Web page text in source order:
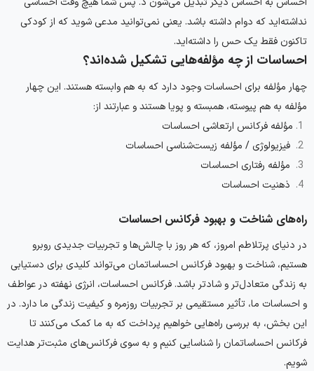
نداشته‌اید که دوام داشته باشد. یعنی نمی‌توانید مدعی شوید که از کودکی
تاکنون فقط یک حس را داشته‌اید.
احساسات از چه مؤلفه‌هایی تشکیل شده‌اند؟
چهار مؤلفه برای احساسات وجود دارد که به هم وابسته هستند. این چهار
مؤلفه به هم پیوسته، همبسته و پویا هستند و عبارتند از:
مؤلفه فرکانس ارتعاشی احساسات
فیزیولوژی / مؤلفه زیست‌شناسی احساسات
مؤلفه رفتاری احساسات
ذهنیت احساسات
راه‌های شناخت و بهبود فرکانس احساسات
در دنیای پرتلاطم امروز، که هر روز با چالش‌ها و تجربیات جدیدی روبرو
هستیم، شناخت و بهبود فرکانس احساساتمان می‌تواند کلیدی برای دستیابی
به زندگی متعادل‌تر و شادتر باشد. فرکانس احساسات، انرژی نهفته در عواطف
و احساسات ما، تأثیر مستقیمی بر تجربیات روزمره و کیفیت زندگی ما دارد. در
این بخش، به بررسی راه‌هایی خواهیم پرداخت که به ما کمک می‌کنند تا
فرکانس احساساتمان را شناسایی کنیم و به سوی فرکانس‌های مثبت‌تر هدایت
شویم.